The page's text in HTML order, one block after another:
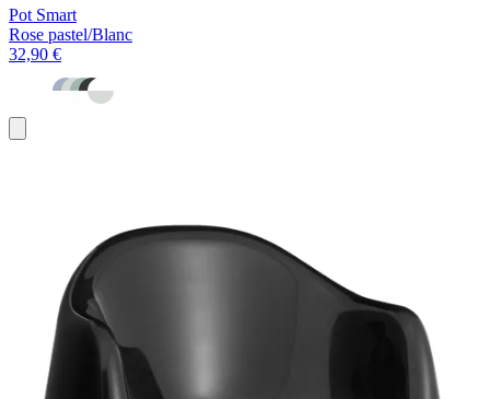
Pot Smart
Rose pastel/Blanc
32,90 €
au